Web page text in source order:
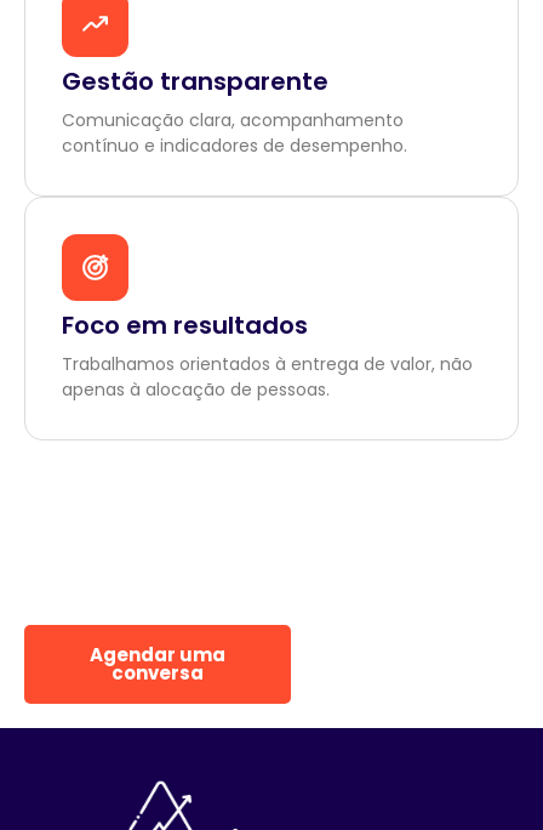
Gestão transparente
Comunicação clara, acompanhamento
contínuo e indicadores de desempenho.
Foco em resultados
Trabalhamos orientados à entrega de valor, não
apenas à alocação de pessoas.
Agendar uma
conversa